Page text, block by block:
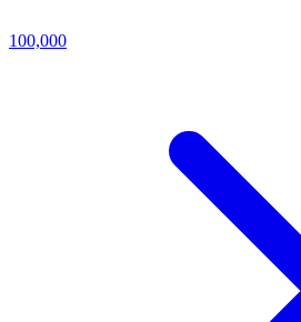
100,000